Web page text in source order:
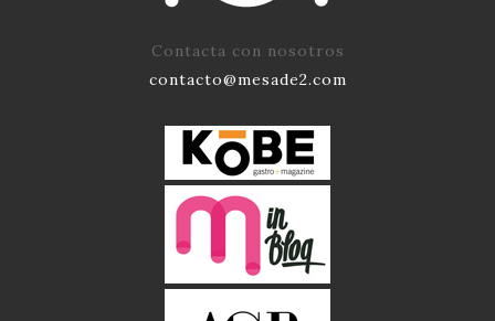
Contacta con nosotros
contacto@mesade2.com